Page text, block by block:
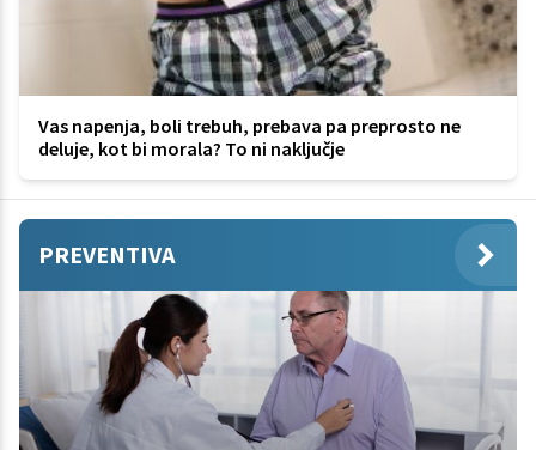
Vas napenja, boli trebuh, prebava pa preprosto ne
deluje, kot bi morala? To ni naključje
PREVENTIVA